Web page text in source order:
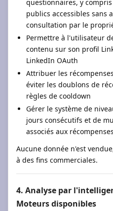
questionnaires, y
publics accessibles sans
consultation par le
Permettre à l'utilisateur
contenu sur son profil
LinkedIn OAuth
Attribuer les
éviter les doublons de
règles de cooldown
Gérer le système de
jours consécutifs et de
associés aux récompenses
Aucune donnée n'est
à des fins commerciales.
4. Analyse par
Moteurs disponibles